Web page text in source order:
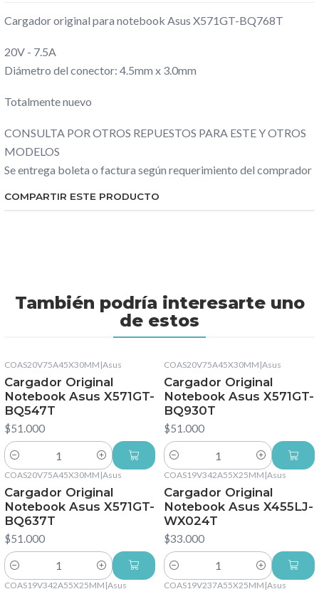
Cargador original para notebook Asus X571GT-BQ768T
20V - 7.5A
Diámetro del conector: 4.5mm x 3.0mm
Totalmente nuevo
CONSULTA POR OTROS REPUESTOS PARA ESTE Y OTROS
MODELOS
Se entrega boleta o factura según requerimiento del comprador
COMPARTIR ESTE PRODUCTO
También podría interesarte uno
de estos
COAS20V75A45X30MM |Asus
Cargador Original
Notebook Asus X571GT-
BQ547T
$51.000
Cantidad
COAS20V75A45X30MM |Asus
Cargador Original
Notebook Asus X571GT-
BQ930T
$51.000
Cantidad
COAS20V75A45X30MM |Asus
Cargador Original
Notebook Asus X571GT-
BQ637T
$51.000
Cantidad
COAS19V342A55X25MM |Asus
Cargador Original
Notebook Asus X455LJ-
WX024T
$33.000
Cantidad
COAS19V342A55X25MM |Asus COAS19V237A55X25MM |Asus